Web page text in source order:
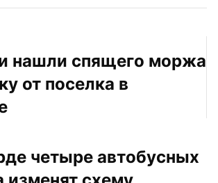
нашли спящего моржа
от поселка в
четыре автобусных